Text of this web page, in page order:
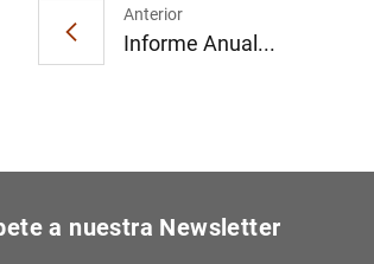
Anterior
Informe Anual...
a nuestra Newsletter